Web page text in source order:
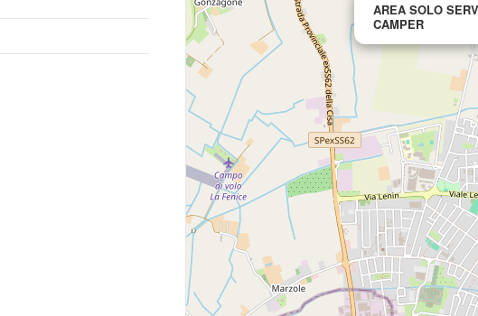
AREA SOLO
CAMPER